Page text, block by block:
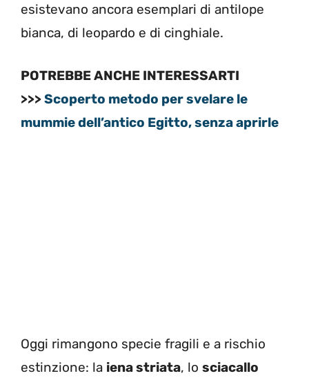
esistevano ancora esemplari di antilope
bianca, di leopardo e di cinghiale.
POTREBBE ANCHE INTERESSARTI
>>>Scoperto metodo per svelare le
mummie dell’antico Egitto, senza aprirle
Oggi rimangono specie fragili e a rischio
estinzione: la iena striata, lo sciacallo